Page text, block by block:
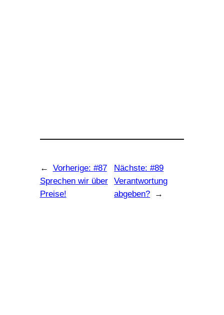
← Vorherige: #87
Sprechen wir über
Preise!
Nächste:#89
Verantwortung
abgeben?
→